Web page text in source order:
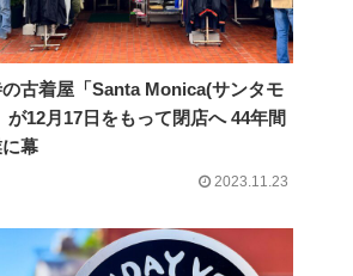
古着屋「Santa Monica(サンタモ
が12月17日をもって閉店へ 44年間
幕
2023.11.23